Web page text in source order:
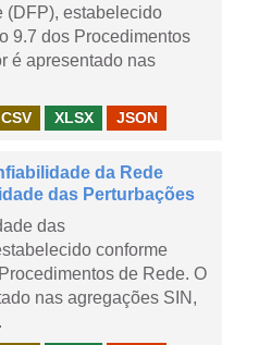
(DFP), estabelecido
9.7 dos Procedimentos
é apresentado nas
CSV XLSX JSON
da Rede
das Perturbações
das
conforme
de Rede. O
nas agregações SIN,